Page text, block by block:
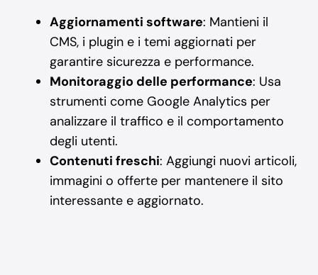
Aggiornamenti software: Mantieni il
CMS, i plugin e i temi aggiornati per
garantire sicurezza e performance.
Monitoraggio delle performance: Usa
strumenti come Google Analytics per
analizzare il traffico e il comportamento
degli utenti.
Contenuti freschi: Aggiungi nuovi articoli,
immagini o offerte per mantenere il sito
interessante e aggiornato.